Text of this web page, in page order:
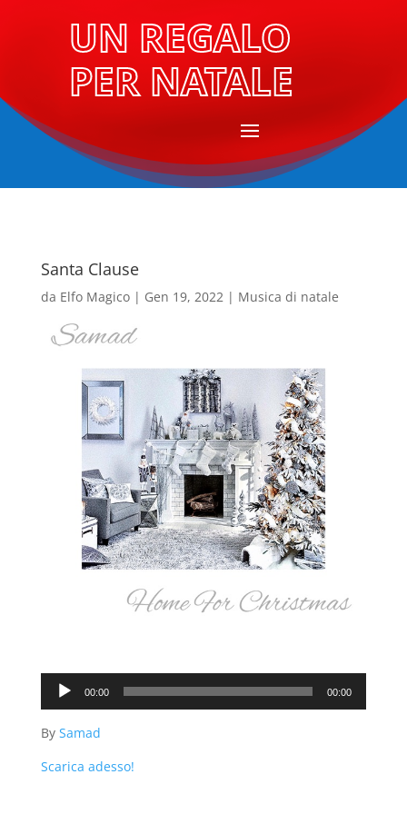
UN REGALO
PER NATALE
Santa Clause
da Elfo Magico| Gen 19, 2022| Musica di natale
Audio
Player
00:00 00:00
By Samad
Scarica adesso!